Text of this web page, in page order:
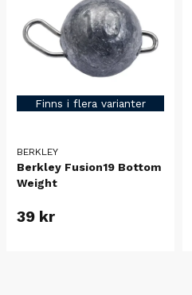
Finns i flera varianter
BERKLEY
Berkley Fusion19 Bottom
Weight
39 kr